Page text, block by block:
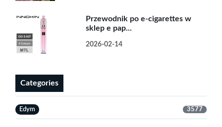
Przewodnik po e-cigarettes w
sklep e pap...
2026-02-14
Categories
Edym 3577